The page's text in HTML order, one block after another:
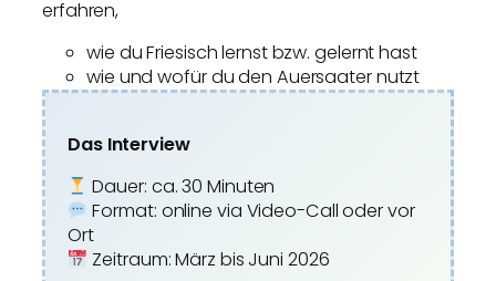
erfahren,
wie du Friesisch lernst bzw. gelernt hast
wie und wofür du den Auersaater nutzt
Das Interview
Dauer: ca. 30 Minuten
Format: online via Video-Call oder vor
Ort
Zeitraum: März bis Juni 2026